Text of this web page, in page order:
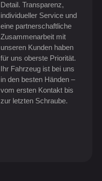
Detail. Transparenz,
individueller Service und
eine partnerschaftliche
Zusammenarbeit mit
unseren Kunden haben
für uns oberste Priorität.
Ihr Fahrzeug ist bei uns
in den besten Händen –
vom ersten Kontakt bis
zur letzten Schraube.